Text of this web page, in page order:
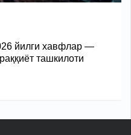
йилги хавфлар —
ташкилоти